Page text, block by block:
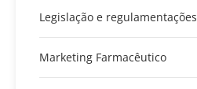
Legislação e regulamentações
Marketing Farmacêutico